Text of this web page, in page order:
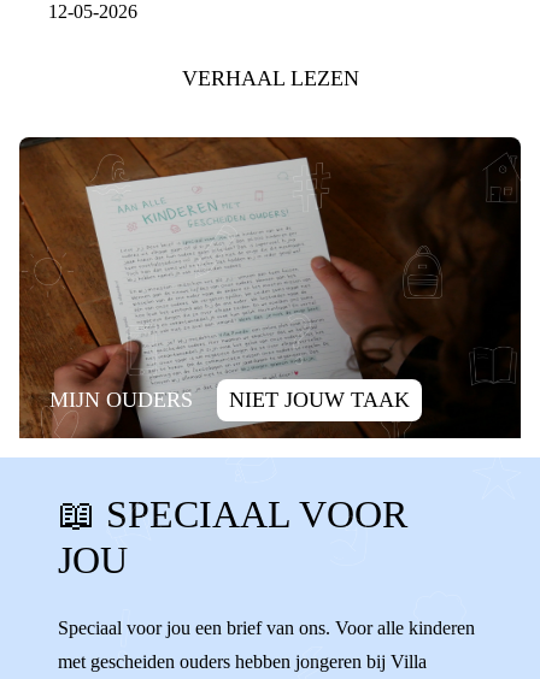
12-05-2026
VERHAAL LEZEN
MIJN OUDERS NIET JOUW TAAK
SCHULD ALLEEN ZIJN
ALLEEN VOELEN SCHULDIG
WENNEN
WISSELEN VERHUIZEN ALLEEN
ENIGE AFSPRAKEN
📖 SPECIAAL VOOR
JOU
Speciaal voor jou een brief van ons. Voor alle kinderen
met gescheiden ouders hebben jongeren bij Villa